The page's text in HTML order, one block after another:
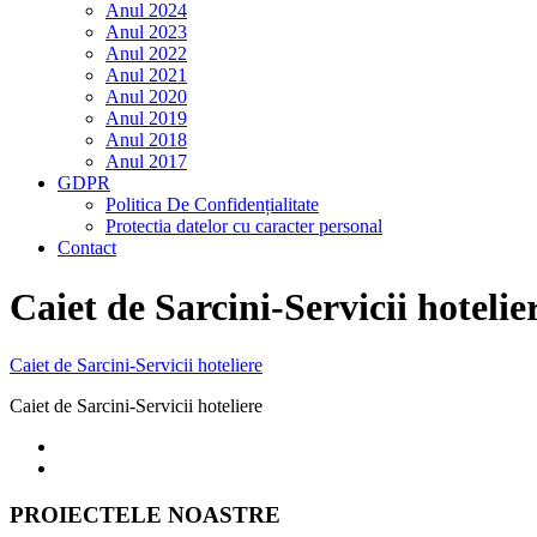
Anul 2024
Anul 2023
Anul 2022
Anul 2021
Anul 2020
Anul 2019
Anul 2018
Anul 2017
GDPR
Politica De Confidențialitate
Protectia datelor cu caracter personal
Contact
Caiet de Sarcini-Servicii
Caiet de Sarcini-Servicii hoteliere
Caiet de Sarcini-Servicii hoteliere
PROIECTELE NOASTRE